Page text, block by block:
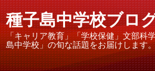
種子島中学校ブロ
「キャリア教育」「学校保健」文部科
島中学校」の旬な話題をお届けします